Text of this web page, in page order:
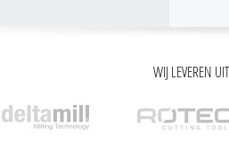
WIJ LEVEREN